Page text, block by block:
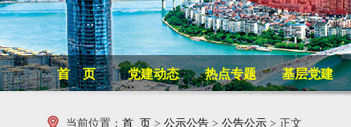
首 页 党建动态 热点专题 基层党建
当前位置： 首 页 > 公示公告 > 公告公示 > 正文